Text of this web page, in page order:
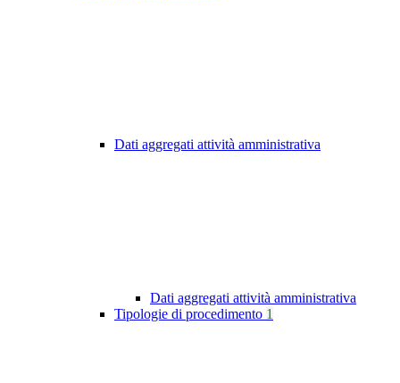
Dati aggregati attività amministrativa
Dati aggregati attività amministrativa
Tipologie di procedimento 1